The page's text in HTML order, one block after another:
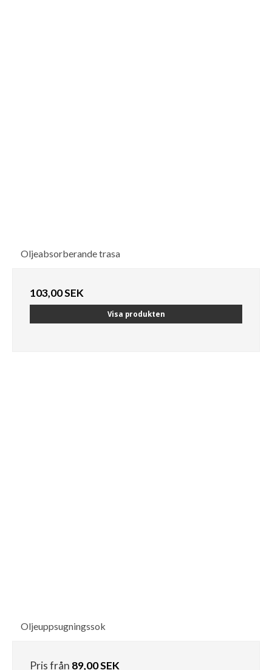
Oljeabsorberande trasa
103,00 SEK
Visa produkten
Oljeuppsugningssok
Pris från 89,00 SEK